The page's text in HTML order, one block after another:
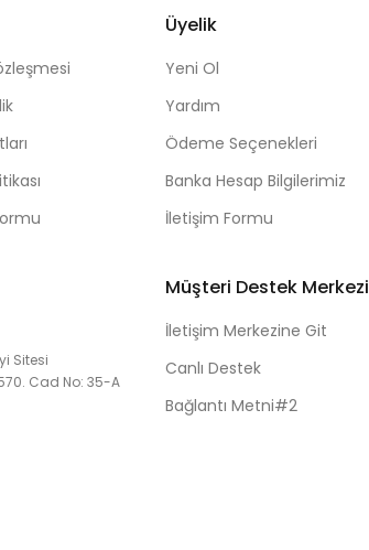
Üyelik
Yeni Ol
Yardım
Ödeme Seçenekleri
Banka Hesap Bilgilerimiz
İletişim Formu
Sitesi
Cad No: 35-A
Müşteri Destek Merkezi
İletişim Merkezine Git
Canlı Destek
Bağlantı Metni#2